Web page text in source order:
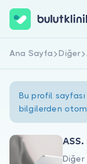
Hemen
Ana Sayfa Diğer
Bu profil
bilgilerden
ASS.
Diğer